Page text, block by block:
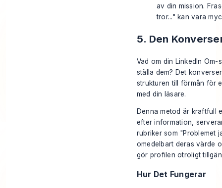
av din mission.
tror..." kan vara
5. Den
Vad om din LinkedIn
ställa dem? Det
strukturen till förmån för
med din läsare.
Denna metod är kraftfull
efter information,
rubriker som "Problemet
omedelbart deras värde
gör profilen otroligt
Hur Det Fungerar